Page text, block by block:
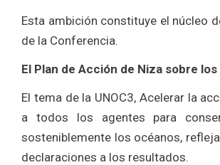
Esta ambición constituye el núcleo
de la Conferencia.
El Plan de Acción de Niza sobre
El tema de la UNOC3, Acelerar la
a todos los agentes para
sosteniblemente los océanos,
declaraciones a los resultados.